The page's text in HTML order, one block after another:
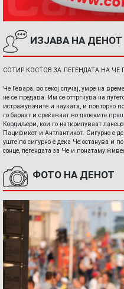
ИЗЈАВА НА ДЕНОТ
СОТИР КОСТОВ ЗА ЛЕГЕНДАТА НА ЧЕ
Че Гевара, во секој случај, умре на
не се предава. Им се оттргнува на
истражувачите и науката, и повторно
го бараат и среќаваат во далеките
Кордиљери, кои го наткрилуваат
Пацификот и Антлантикот. Сигурно е
уште по сигурно е дека Че останува и
сонце, легендата за Че и понатаму
ФОТО НА ДЕНОТ